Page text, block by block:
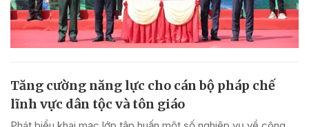
Tăng cường năng lực cho cán bộ pháp chế
lĩnh vực dân tộc và tôn giáo